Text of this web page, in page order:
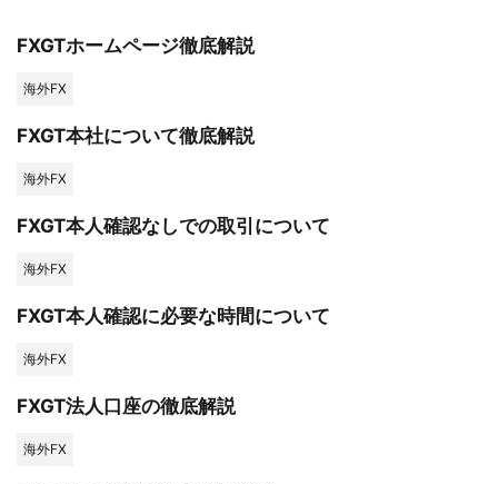
FXGTホームページ徹底解説
海外FX
FXGT本社について徹底解説
海外FX
FXGT本人確認なしでの取引について
海外FX
FXGT本人確認に必要な時間について
海外FX
FXGT法人口座の徹底解説
海外FX